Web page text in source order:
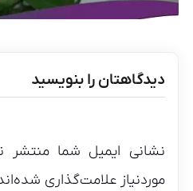
دیدگاهتان را بنویسید
نشانی ایمیل شما منتشر
موردنیاز علامت‌گذاری